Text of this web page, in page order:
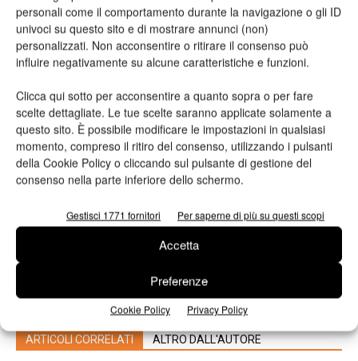
personali come il comportamento durante la navigazione o gli ID
univoci su questo sito e di mostrare annunci (non)
personalizzati. Non acconsentire o ritirare il consenso può
influire negativamente su alcune caratteristiche e funzioni.
Clicca qui sotto per acconsentire a quanto sopra o per fare
scelte dettagliate. Le tue scelte saranno applicate solamente a
questo sito. È possibile modificare le impostazioni in qualsiasi
momento, compreso il ritiro del consenso, utilizzando i pulsanti
della Cookie Policy o cliccando sul pulsante di gestione del
consenso nella parte inferiore dello schermo.
Gestisci 1771 fornitori Per saperne di più su questi scopi
Accetta
Preferenze
Cookie Policy Privacy Policy
TAG Gipea Maserati
Un roadshow in sette tappe
firmato Fedrigoni per la
catalogo dedicato alle carte
Colorpix sceglie Ricoh Pro
L4160 per la comunicazione
ARTICOLI CORRELATI ALTRO DALL'AUTORE